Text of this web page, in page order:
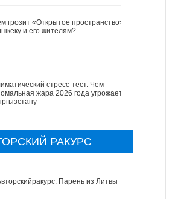
грозит «Открытое пространство»
и его жителям?
стресс-тест. Чем
жара 2026 года угрожает
РАКУРС
Парень из Литвы